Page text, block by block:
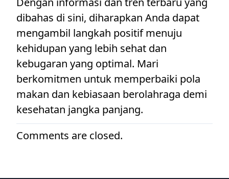
dibahas di sini, diharapkan Anda dapat
mengambil langkah positif menuju
kehidupan yang lebih sehat dan
kebugaran yang optimal. Mari
berkomitmen untuk memperbaiki pola
makan dan kebiasaan berolahraga demi
kesehatan jangka panjang.
Comments are closed.